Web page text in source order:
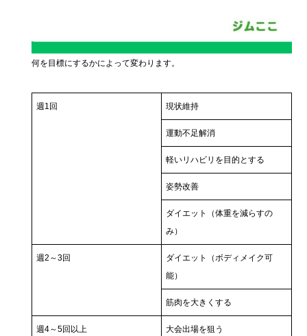
何を目標にするかによって変わります。
週1回 現状維持
運動不足解消
軽いリハビリを目的とする
姿勢改善
ダイエット（体重を減らすの
み）
週2～3回
ダイエット（ボディメイク可
能）
筋肉を大きくする
週4～5回以上 大会出場を狙う